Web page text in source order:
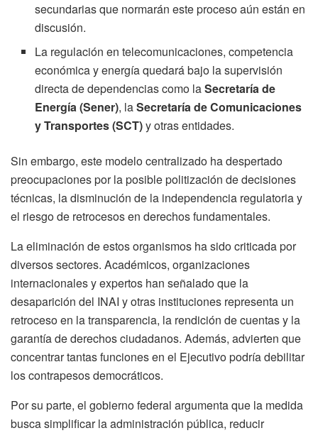
secundarias que normarán este proceso aún están en
discusión.
La regulación en telecomunicaciones, competencia
económica y energía quedará bajo la supervisión
directa de dependencias como laSecretaría de
Energía (Sener), laSecretaría de Comunicaciones
y Transportes (SCT)y otras entidades.
Sin embargo, este modelo centralizado ha despertado
preocupaciones por la posible politización de decisiones
técnicas, la disminución de la independencia regulatoria y
el riesgo de retrocesos en derechos fundamentales.
La eliminación de estos organismos ha sido criticada por
diversos sectores. Académicos, organizaciones
internacionales y expertos han señalado que la
desaparición del INAI y otras instituciones representa un
retroceso en la transparencia, la rendición de cuentas y la
garantía de derechos ciudadanos. Además, advierten que
concentrar tantas funciones en el Ejecutivo podría debilitar
los contrapesos democráticos.
Por su parte, el gobierno federal argumenta que la medida
busca simplificar la administración pública, reducir